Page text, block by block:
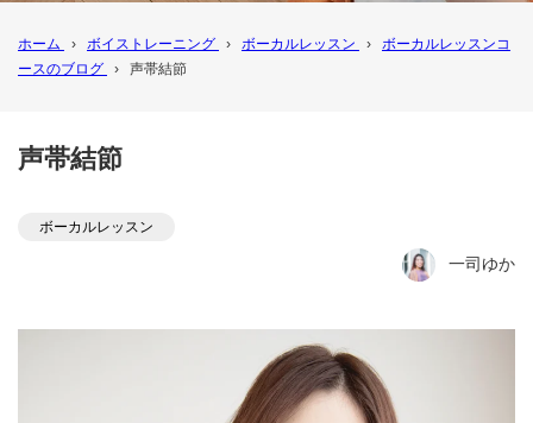
ホーム › ボイストレーニング › ボーカルレッスン ›
ボーカルレッスンコ
ースのブログ
› 声帯結節
声帯結節
ボーカルレッスン
一司ゆか